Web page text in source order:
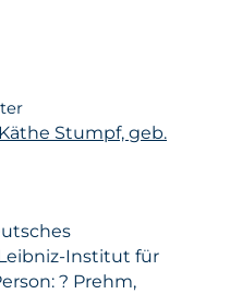
Stumpf, geb.
Institut für
? Prehm,